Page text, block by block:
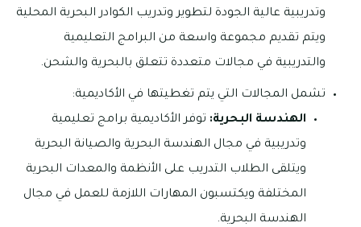
وتدريبية عالية الجودة لتطوير وتدريب الكوادر البحرية المحلية
ويتم تقديم مجموعة واسعة من البرامج التعليمية
والتدريبية في مجالات متعددة تتعلق بالبحرية والشحن.
تشمل المجالات التي يتم تغطيتها في الأكاديمية:
الهندسة البحرية: توفر الأكاديمية برامج تعليمية
وتدريبية في مجال الهندسة البحرية والصيانة البحرية
ويتلقى الطلاب التدريب على الأنظمة والمعدات البحرية
المختلفة ويكتسبون المهارات اللازمة للعمل في مجال
الهندسة البحرية.